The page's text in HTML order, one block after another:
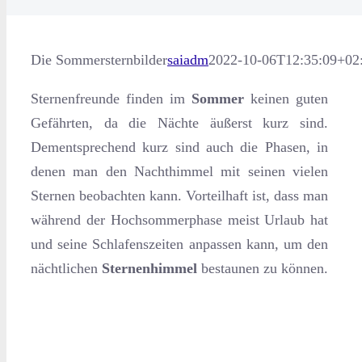
Die Sommersternbildersaiadm2022-10-
Sternenfreunde finden im Sommer keinen guten
Gefährten, da die Nächte äußerst kurz sind.
Dementsprechend kurz sind auch die Phasen, in
denen man den Nachthimmel mit seinen vielen
Sternen beobachten kann. Vorteilhaft ist, dass man
während der Hochsommerphase meist Urlaub hat
und seine Schlafenszeiten anpassen kann, um den
nächtlichen Sternenhimmelbestaunen zu können.